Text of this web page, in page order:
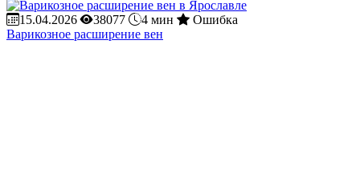
15.04.2026 38077 4 мин
Ошибка
Варикозное расширение вен